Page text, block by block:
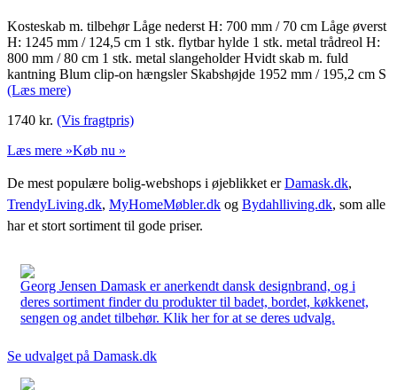
Kosteskab m. tilbehør Låge nederst H: 700 mm / 70 cm Låge øverst
H: 1245 mm / 124,5 cm 1 stk. flytbar hylde 1 stk. metal trådreol H:
800 mm / 80 cm 1 stk. metal slangeholder Hvidt skab m. fuld
kantning Blum clip-on hængsler Skabshøjde 1952 mm / 195,2 cm S
(Læs mere)
1740 kr. (Vis fragtpris)
Læs mere »Køb nu »
De mest populære bolig-webshops i øjeblikket erDamask.dk,
TrendyLiving.dk, MyHomeMøbler.dk og Bydahlliving.dk, som alle
har et stort sortiment til gode priser.
Georg Jensen Damask er anerkendt dansk designbrand, og i
deres sortiment finder du produkter til badet, bordet, køkkenet,
sengen og andet tilbehør. Klik her for at se deres udvalg.
Se udvalget på Damask.dk